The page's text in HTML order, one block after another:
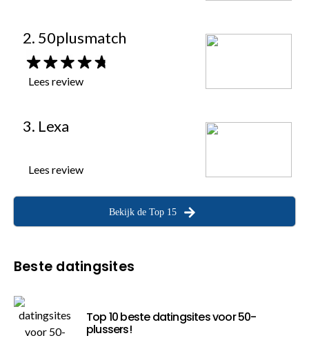
2. 50plusmatch
Lees review
3. Lexa
Lees review
Bekijk de Top 15
Beste datingsites
Top 10 beste datingsites voor 50-
plussers!